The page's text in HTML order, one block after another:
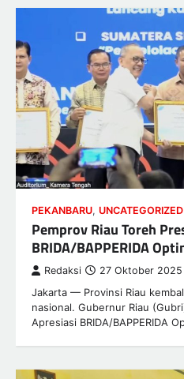
PEKANBARU, UNCATEGORIZED
Pemprov Riau Toreh
BRIDA/BAPPERIDA
Redaksi 27 Oktober 2025
Jakarta — Provinsi Riau
nasional. Gubernur Riau
Apresiasi BRIDA/BAPPERIDA